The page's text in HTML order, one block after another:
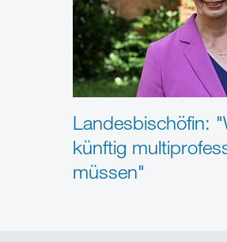
Landesbischöfin:
künftig
müssen"